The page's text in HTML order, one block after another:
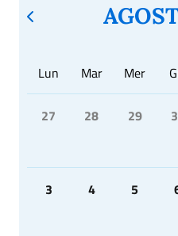
Lun Mar Mer
27 28 29
3 4 5